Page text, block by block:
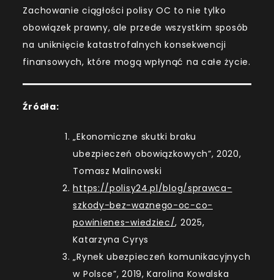
Zachowanie ciągłości polisy OC to nie tylko
obowiązek prawny, ale przede wszystkim sposób
na uniknięcie katastrofalnych konsekwencji
finansowych, które mogą wpłynąć na całe życie.
Źródła:
„Ekonomiczne skutki braku
ubezpieczeń obowiązkowych”, 2020,
Tomasz Malinowski
https://polisy24.pl/blog/sprawca-
szkody-bez-waznego-oc-co-
powinienes-wiedziec/, 2025,
Katarzyna Cyrys
„Rynek ubezpieczeń komunikacyjnych
w Polsce”, 2019, Karolina Kowalska